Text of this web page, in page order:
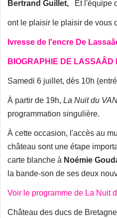
Bertrand Guillet,
Et l'équipe
ont le plaisir le plaisir de vous
Ivresse de l'encre De
BIOGRAPHIE DE LASSAÂD
Samedi 6 juillet, dès 10h
À partir de 19h, La Nuit du
programmation singulière.
À cette occasion, l'accès au
château sont une étape
carte blanche à Noémie
la bande-son de ses deux
Voir le programme de La Nuit
Château des ducs de